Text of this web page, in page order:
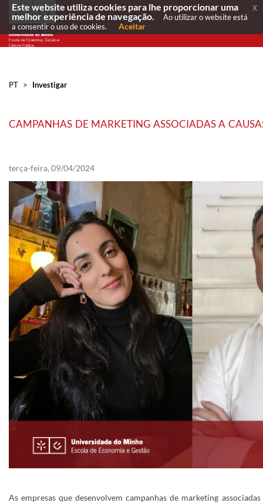
PT > Investigar
CAMPANHAS DE MARKETING ASSOCIADAS A
terça-feira, 09/04/2024
As empresas que desenvolvem campanhas de marketing
Este website utiliza cookies para lhe proporcionar uma
melhor experiência de navegação.
Ao utilizar o website está
a consentir o uso de cookies.
Aceitar
x